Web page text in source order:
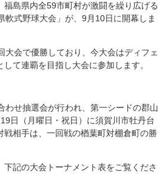
島県内全59市町村が激闘を繰り広げる
軟式野球大会」が、9月10日に開幕しま
大会で優勝しており、今大会はディフェ
て連覇を目指し大会に参加します。
わせ抽選会が行われ、第一シードの郡山
日（月曜日・祝日）に須賀川市牡丹台
戦相手は、一回戦の楢葉町対棚倉町の勝
下記の大会トーナメント表をご覧くださ